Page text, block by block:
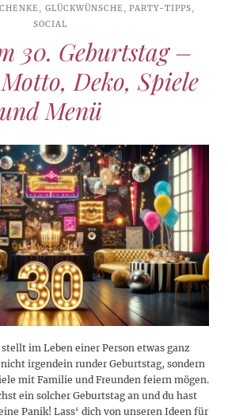
, GLÜCKWÜNSCHE, PARTY-TIPPS,
SOCIAL
30. Geburtstag –
Deko, Spiele
und Menü
im Leben einer Person etwas ganz
nicht irgendein runder Geburtstag, sondern
mit Familie und Freunden feiern mögen.
ein solcher Geburtstag an und du hast
Panik! Lass‘ dich von unseren Ideen für